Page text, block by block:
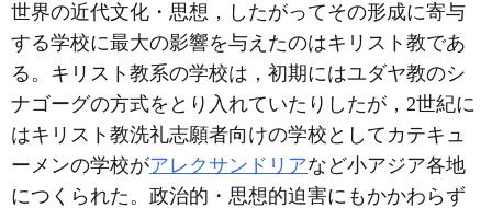
世界の近代文化・思想，したがってその形成に寄与
する学校に最大の影響を与えたのはキリスト教であ
る。キリスト教系の学校は，初期にはユダヤ教のシ
ナゴーグの方式をとり入れていたりしたが，2世紀に
はキリスト教洗礼志願者向けの学校としてカテキュ
ーメンの学校がアレクサンドリアなど小アジア各地
につくられた。政治的・思想的迫害にもかかわらず